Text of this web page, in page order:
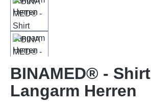
BINAMED® - Shirt
Langarm Herren